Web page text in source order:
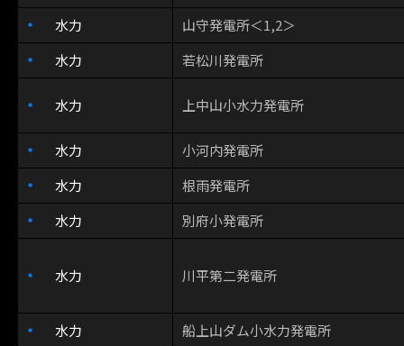
水力
山守発電所＜1,2＞
水力
若松川発電所
水力 上中山小水力発電所
水力
小河内発電所
水力
根雨発電所
水力
別府小発電所
水力 川平第二発電所
水力
船上山ダム小水力発電所